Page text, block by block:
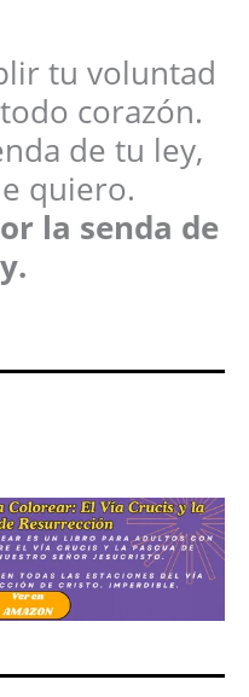
tu voluntad
corazón.
de tu ley,
quiero.
la senda de